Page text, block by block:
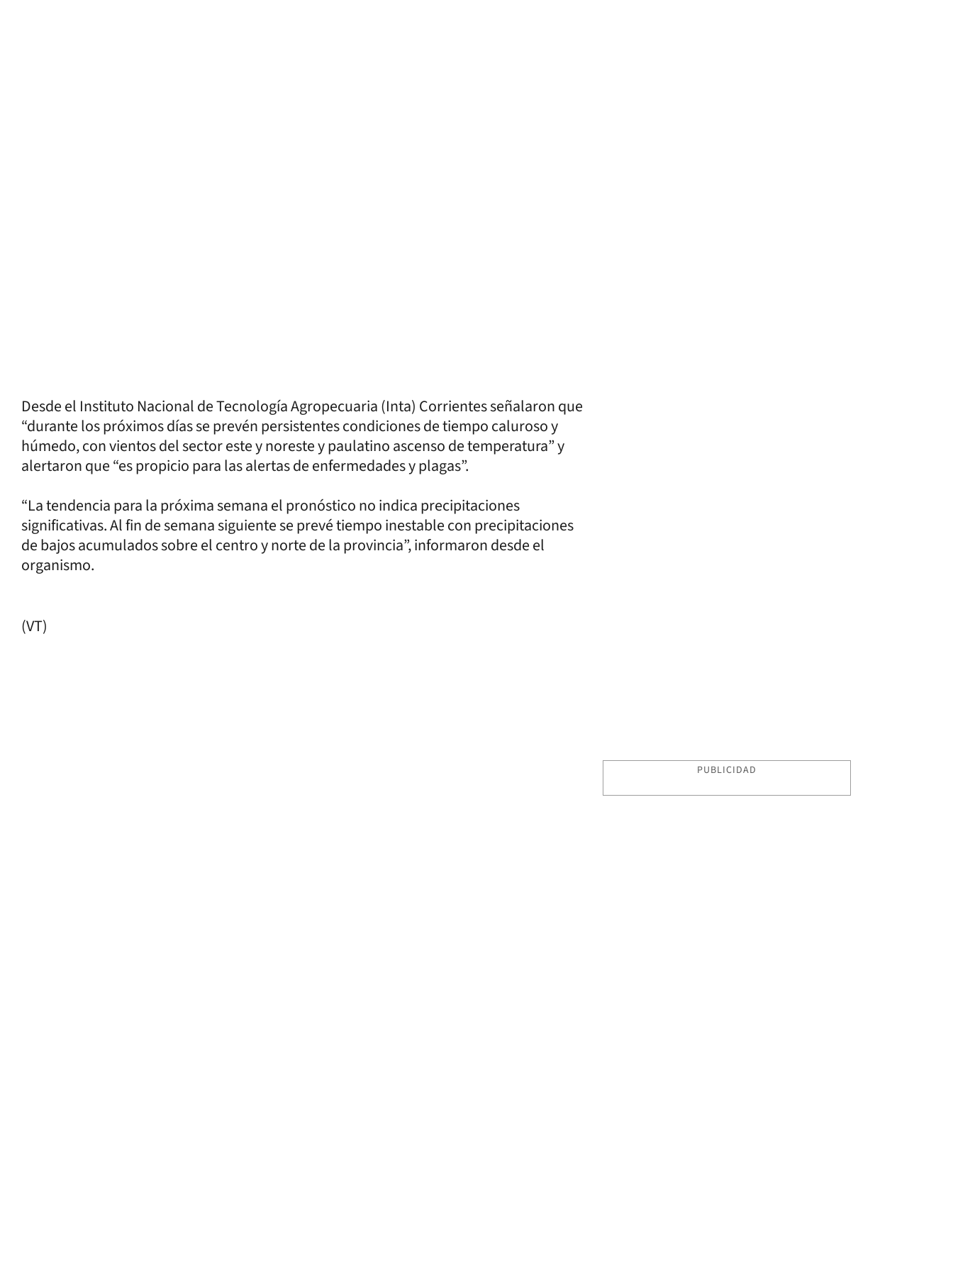
Desde el Instituto Nacional de Tecnología Agropecuaria (Inta) Corrientes señalaron que
“durante los próximos días se prevén persistentes condiciones de tiempo caluroso y
húmedo, con vientos del sector este y noreste y paulatino ascenso de temperatura” y
alertaron que “es propicio para las alertas de enfermedades y plagas”.
“La tendencia para la próxima semana el pronóstico no indica precipitaciones
significativas. Al fin de semana siguiente se prevé tiempo inestable con precipitaciones
de bajos acumulados sobre el centro y norte de la provincia”, informaron desde el
organismo.
(VT)
PUBLICIDAD